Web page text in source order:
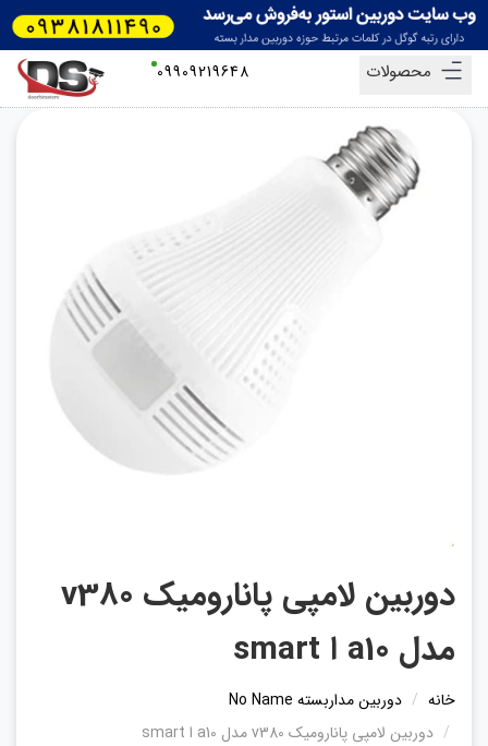
محصولات 09909219648
دوربین لامپی پانارومیک v380
مدل a10 ا smart
خانه
دوربین مداربسته No Name
دوربین لامپی پانارومیک v380 مدل a10 ا smart